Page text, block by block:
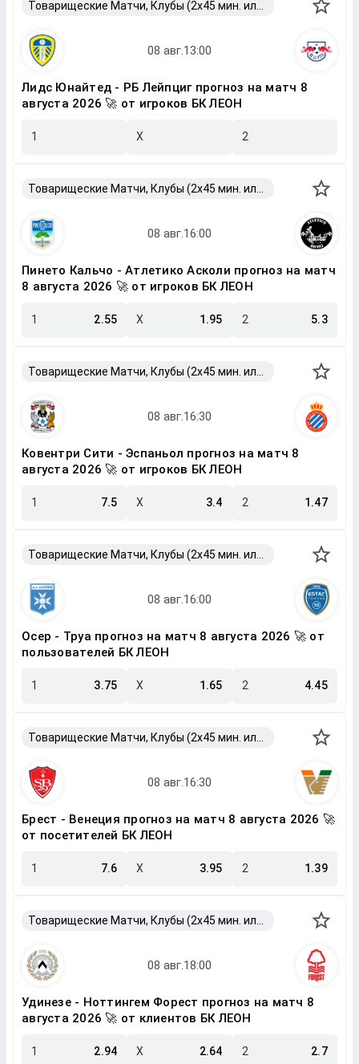
Лидс Юнайтед - РБ Лейпциг прогноз на матч 8
августа 2026 🚀 от игроков БК ЛЕОН
1 X 2
Пинето Кальчо - Атлетико Асколи прогноз на матч
8 августа 2026 🚀 от игроков БК ЛЕОН
1 2.55 X 1.95 2 5.3
Ковентри Сити - Эспаньол прогноз на матч 8
августа 2026 🚀 от игроков БК ЛЕОН
1 7.5 X 3.4 2 1.47
Осер - Труа прогноз на матч 8 августа 2026 🚀 от
пользователей БК ЛЕОН
1 3.75 X 1.65 2 4.45
Брест - Венеция прогноз на матч 8 августа 2026 🚀
от посетителей БК ЛЕОН
1 7.6 X 3.95 2 1.39
Удинезе - Ноттингем Форест прогноз на матч 8
августа 2026 🚀 от клиентов БК ЛЕОН
1 2.94 X 2.64 2 2.7